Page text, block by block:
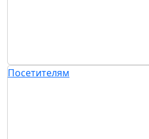
Посетителям